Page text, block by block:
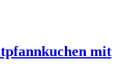
mit